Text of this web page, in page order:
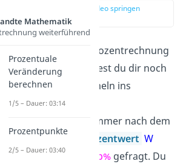
zur Stelle im Video springen
(00:15)
du dich an die Prozentrechnung
machst, solltest du dir noch
alle wichtigen Formeln ins
rufen. Beim
wird immer nach dem
G, dem Prozentwert W
demProzentsatz p% gefragt. Du
Mathematik
weiterführend
Prozentuale
Veränderung
berechnen
1/5 – Dauer: 03:14
Prozentpunkte
2/5 – Dauer: 03:40